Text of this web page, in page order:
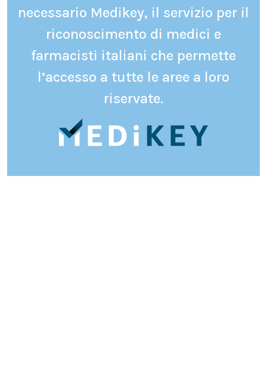
necessario Medikey, il servizio per il
riconoscimento di medici e
farmacisti italiani che permette
l’accesso a tutte le aree a loro
riservate.